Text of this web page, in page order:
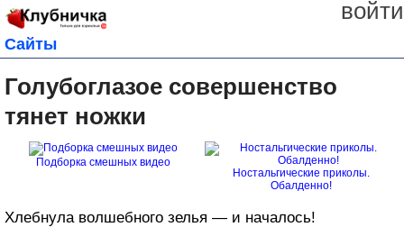
войти
Сайты
Голубоглазое совершенство
тянет ножки
Подборка смешных видео
Ностальгические приколы.
Обалденно!
Хлебнула волшебного зелья — и началось!